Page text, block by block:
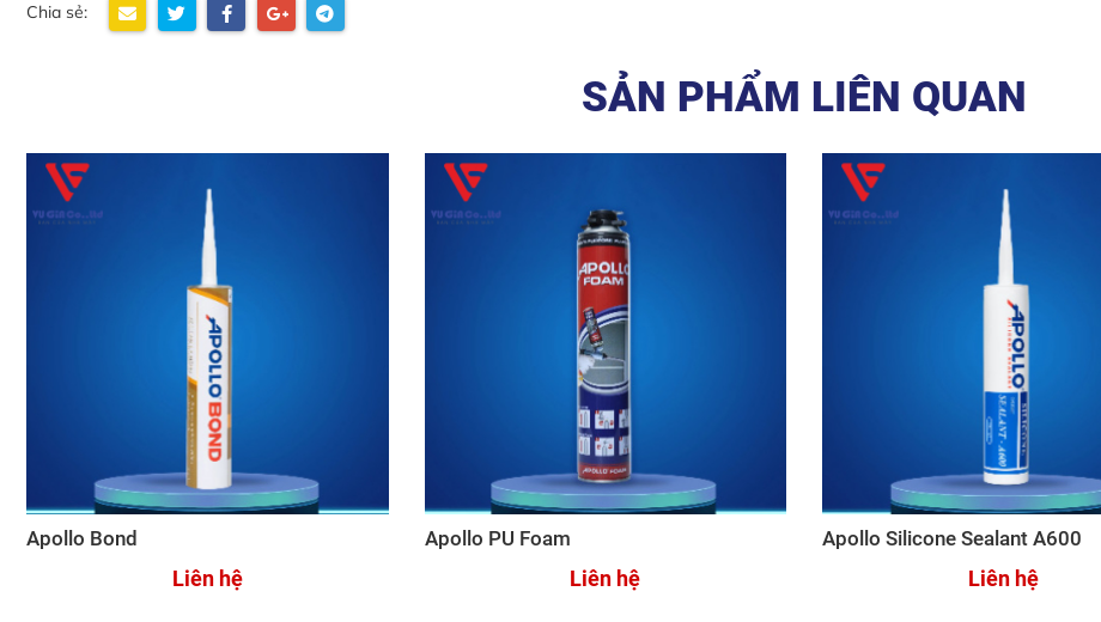
Chia sẻ:
SẢN PHẨM LIÊN QUAN
Apollo Bond
Liên hệ
Apollo PU Foam
Liên hệ
Apollo Silicone Sealant A600
Liên hệ